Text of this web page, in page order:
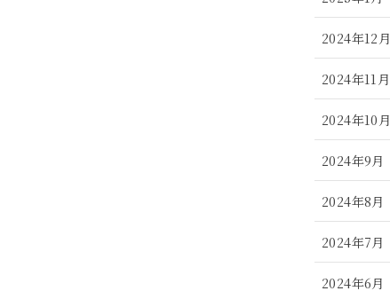
2024年12月
2024年11月
2024年10月
2024年9月
2024年8月
2024年7月
2024年6月